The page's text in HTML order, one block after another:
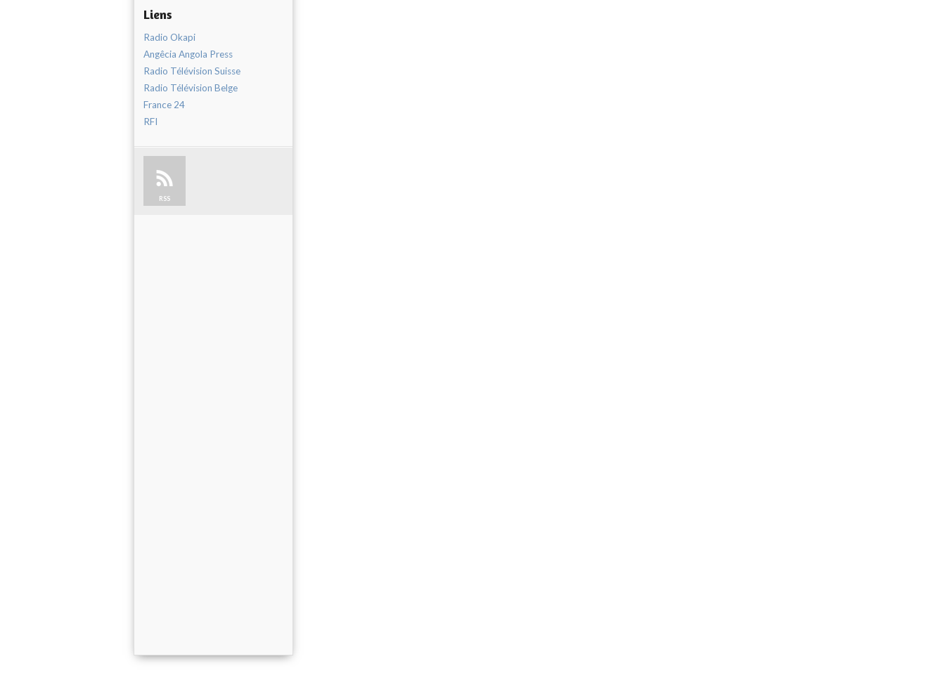
Liens
Radio Okapi
Angêcia Angola Press
Radio Télévision Suisse
Radio Télévision Belge
France 24
RFI
RSS